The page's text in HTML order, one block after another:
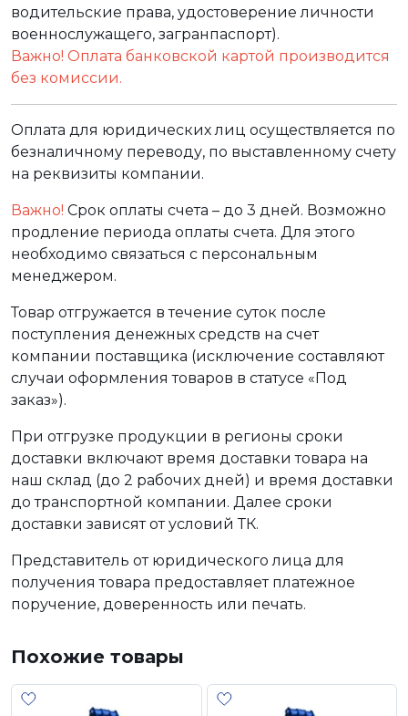
водительские права, удостоверение личности
военнослужащего, загранпаспорт).
Важно! Оплата банковской картой производится
без комиссии.
Оплата для юридических лиц осуществляется по
безналичному переводу, по выставленному счету
на реквизиты компании.
Важно! Срок оплаты счета – до 3 дней. Возможно
продление периода оплаты счета. Для этого
необходимо связаться с персональным
менеджером.
Товар отгружается в течение суток после
поступления денежных средств на счет
компании поставщика (исключение составляют
случаи оформления товаров в статусе «Под
заказ»).
При отгрузке продукции в регионы сроки
доставки включают время доставки товара на
наш склад (до 2 рабочих дней) и время доставки
до транспортной компании. Далее сроки
доставки зависят от условий ТК.
Представитель от юридического лица для
получения товара предоставляет платежное
поручение, доверенность или печать.
Похожие товары